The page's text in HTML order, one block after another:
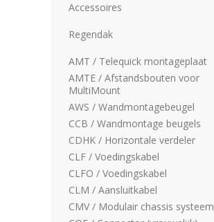
Accessoires
Regendak
AMT / Telequick montageplaat
AMTE / Afstandsbouten voor
MultiMount
AWS / Wandmontagebeugel
CCB / Wandmontage beugels
CDHK / Horizontale verdeler
CLF / Voedingskabel
CLFO / Voedingskabel
CLM / Aansluitkabel
CMV / Modulair chassis systeem